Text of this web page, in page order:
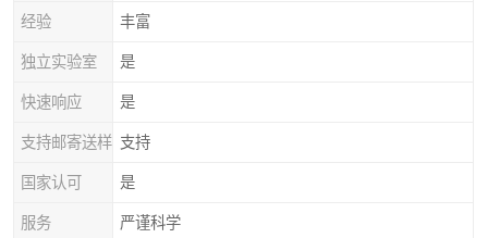
经验 丰富
独立实验室 是
快速响应 是
支持邮寄送样 支持
国家认可 是
服务 严谨科学